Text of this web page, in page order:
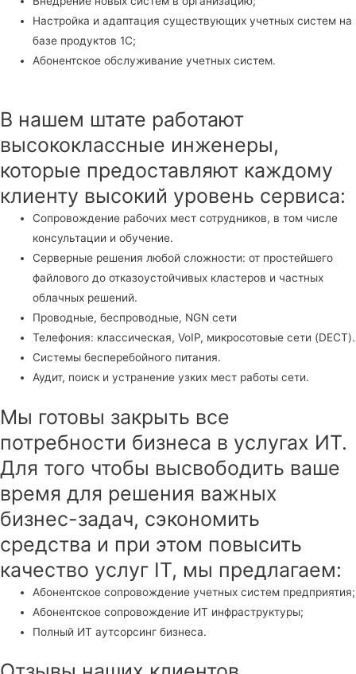
Настройка и адаптация существующих учетных систем на
базе продуктов 1С;
Абонентское обслуживание учетных систем.
В нашем штате работают
высококлассные инженеры,
которые предоставляют каждому
клиенту высокий уровень сервиса:
Сопровождение рабочих мест сотрудников, в том числе
консультации и обучение.
Серверные решения любой сложности: от простейшего
файлового до отказоустойчивых кластеров и частных
облачных решений.
Проводные, беспроводные, NGN сети
Телефония: классическая, VoIP, микросотовые сети (DECT).
Системы бесперебойного питания.
Аудит, поиск и устранение узких мест работы сети.
Мы готовы закрыть все
потребности бизнеса в услугах ИТ.
Для того чтобы высвободить ваше
время для решения важных
бизнес-задач, сэкономить
средства и при этом повысить
качество услуг IT, мы предлагаем:
Абонентское сопровождение учетных систем предприятия;
Абонентское сопровождение ИТ инфраструктуры;
Полный ИТ аутсорсинг бизнеса.